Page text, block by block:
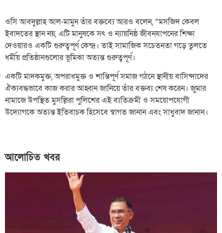
​ওসি আবদুল্লাহ আল-মামুন তাঁর বক্তব্যে আরও বলেন, “মসজিদ কেবল
ইবাদতের স্থান নয়, এটি মানুষকে সৎ ও ন্যায়নিষ্ঠ জীবনযাপনের শিক্ষা
দেওয়ারও একটি গুরুত্বপূর্ণ কেন্দ্র। তাই সামাজিক সচেতনতা গড়ে তুলতে
ধর্মীয় প্রতিষ্ঠানগুলোর ভূমিকা অত্যন্ত গুরুত্বপূর্ণ।
​একটি মাদকমুক্ত, অপরাধমুক্ত ও শান্তিপূর্ণ সমাজ গঠনে স্থানীয় বাসিন্দাদের
ঐক্যবদ্ধভাবে কাজ করার আহ্বান জানিয়ে তাঁর বক্তব্য শেষ করেন। জুমার
নামাজে উপস্থিত মুসল্লিরা পুলিশের এই ব্যতিক্রমী ও সময়োপযোগী
উদ্যোগকে অত্যন্ত ইতিবাচক হিসেবে স্বাগত জানান এবং সাধুবাদ জানান।
আলোচিত খবর